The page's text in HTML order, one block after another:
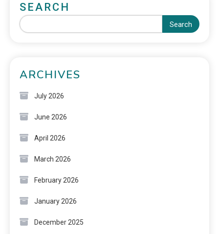
SEARCH
Search
ARCHIVES
July 2026
June 2026
April 2026
March 2026
February 2026
January 2026
December 2025